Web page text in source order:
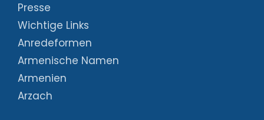
Presse
Wichtige Links
Anredeformen
Armenische Namen
Armenien
Arzach